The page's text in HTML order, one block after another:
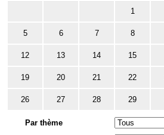
1
5 6 7 8
12 13 14 15
19 20 21 22
26 27 28 29
Par thème